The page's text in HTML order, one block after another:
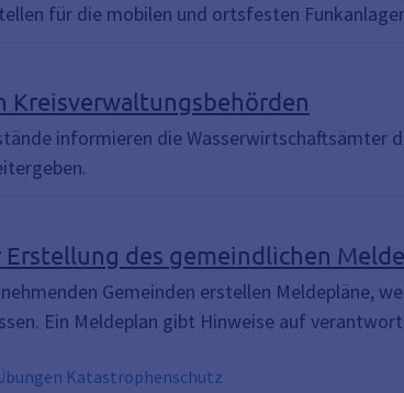
für die mobilen und ortsfesten
Kreisverwaltungsbehörden
informieren die Wasserwirtschaftsämter
des gemeindlichen
Gemeinden erstellen Meldepläne,
Ein Meldeplan gibt Hinweise auf
Katastrophenschutz